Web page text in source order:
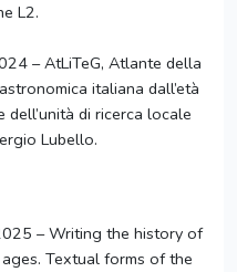
L2.
– AtLiTeG, Atlante della
italiana dall’età
dell’unità di ricerca locale
Lubello.
– Writing the history of
Textual forms of the